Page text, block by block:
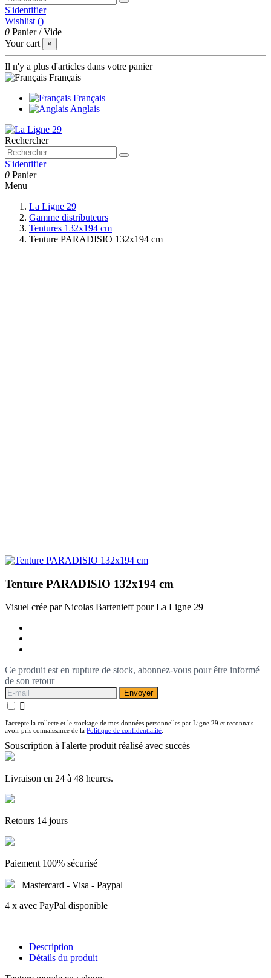
S'identifier
Wishlist ()
0 Panier /Vide
Your cart
×
Il n'y a plus d'articles dans votre panier
Français
Français
Anglais
Rechercher
S'identifier
0 Panier
Menu
La Ligne 29
Gamme distributeurs
Tentures 132x194 cm
Tenture PARADISIO 132x194 cm
Tenture PARADISIO 132x194 cm
Visuel crée par Nicolas Bartenieff pour La Ligne 29
Ce produit est en rupture de stock, abonnez-vous pour être informé
de son retour
Envoyer

J'accepte la collecte et le stockage de mes données personnelles par Ligne 29 et reconnais
avoir pris connaissance de la Politique de confidentialité.
Souscription à l'alerte produit réalisé avec succès
Livraison en 24 à 48 heures.
Retours 14 jours
Paiement 100% sécurisé
Mastercard - Visa - Paypal
4 x avec PayPal disponible
Description
Détails du produit